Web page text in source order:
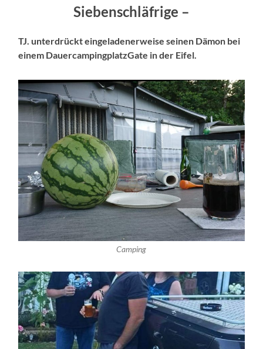
Siebenschläfrige –
TJ. unterdrückt eingeladenerweise seinen Dämon bei
einem DauercampingplatzGate in der Eifel.
Camping